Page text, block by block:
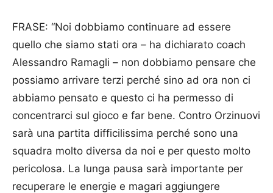
FRASE: “Noi dobbiamo continuare ad essere
quello che siamo stati ora – ha dichiarato coach
Alessandro Ramagli – non dobbiamo pensare che
possiamo arrivare terzi perché sino ad ora non ci
abbiamo pensato e questo ci ha permesso di
concentrarci sul gioco e far bene. Contro Orzinuovi
sarà una partita difficilissima perché sono una
squadra molto diversa da noi e per questo molto
pericolosa. La lunga pausa sarà importante per
recuperare le energie e magari aggiungere